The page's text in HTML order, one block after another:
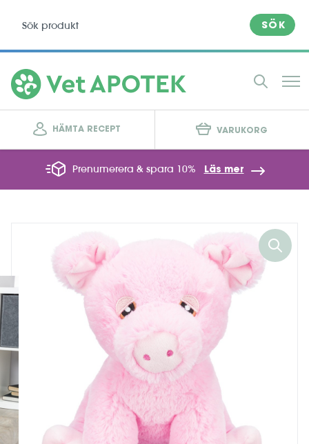
SÖK
HÄMTA RECEPT VARUKORG
Prenumerera & spara 10% Läs mer